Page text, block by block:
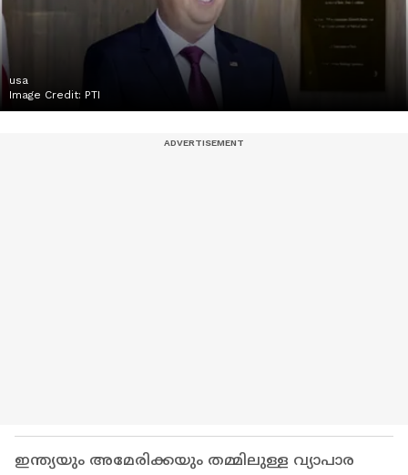
usa
Image Credit: PTI
ഇന്ത്യയും അമേരിക്കയും തമ്മിലുള്ള വ്യാപാര